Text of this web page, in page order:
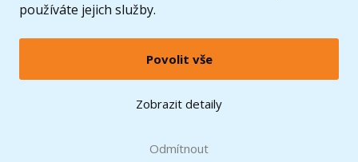
používáte jejich služby.
Povolit vše
Zobrazit detaily
Odmítnout
© 2005 - 2026 Copyright 4kids.cz
LEGO, logo LEGO a minifigurka jsou ochrannými známkami společnosti LEGO Group. ©
2024 The LEGO Group.
Zobrazit verzi pro desktop
při nákupu od